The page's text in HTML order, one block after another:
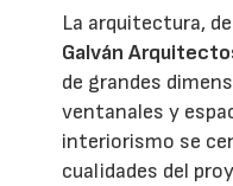
La arquitectura,
Galván
de grandes
ventanales y
interiorismo se
cualidades del